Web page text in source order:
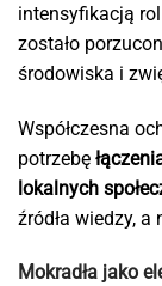
intensyfikacją
zostało
środowiska i
Współczesna
potrzebę
lokalnych
źródła wiedzy,
Mokradła jako